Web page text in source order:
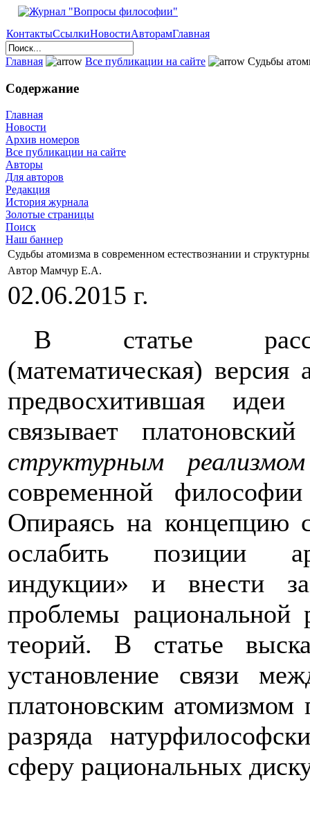
КонтактыСсылкиНовостиАвторамГлавная
Главная Все публикации на сайте Судьбы
Содержание
Главная
Новости
Архив номеров
Все публикации на сайте
Авторы
Для авторов
Редакция
История журнала
Золотые страницы
Поиск
Наш баннер
Судьбы атомизма в современном естествознании и
Автор Мамчур Е.А.
02.06.2015 г.
В статье
(математическая)
предвосхитившая
связывает
структурным
современной
Опираясь на концепцию
ослабить позиции
индукции» и внести
проблемы рациональной
теорий. В статье
установление связи
платоновским атомизмом
разряда
сферу рациональных